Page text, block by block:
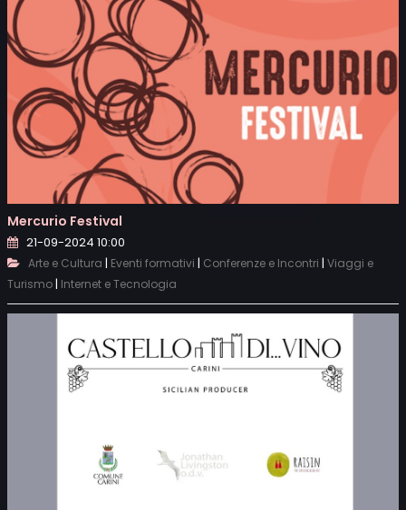
Mercurio Festival
21-09-2024 10:00
Arte e Cultura | Eventi formativi | Conferenze e Incontri | Viaggi e
Turismo | Internet e Tecnologia